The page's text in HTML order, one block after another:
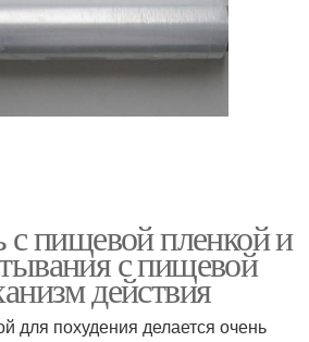
с пищевой пленкой и
с пищевой
действия
для похудения делается очень